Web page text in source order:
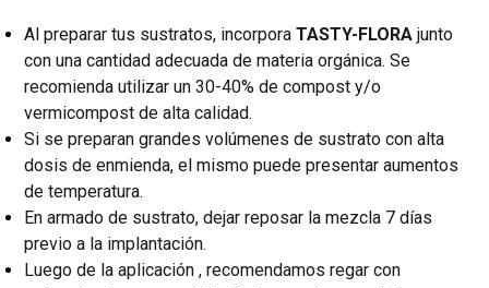
Al preparar tus sustratos, incorporaTASTY-FLORA junto
con una cantidad adecuada de materia orgánica. Se
recomienda utilizar un 30-40% de compost y/o
vermicompost de alta calidad.
Si se preparan grandes volúmenes de sustrato con alta
dosis de enmienda, el mismo puede presentar aumentos
de temperatura.
En armado de sustrato, dejar reposar la mezcla 7 días
previo a la implantación.
Luego de la aplicación , recomendamos regar con